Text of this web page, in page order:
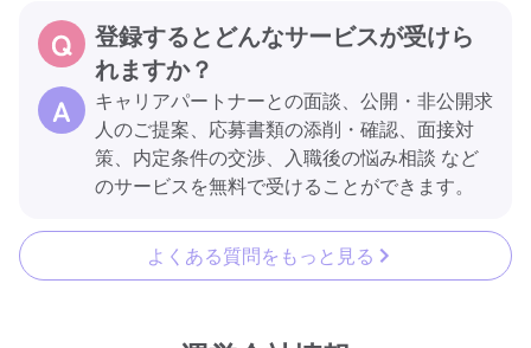
登録するとどんなサービスが受けら
れますか？
キャリアパートナーとの面談、公開・非公開求
人のご提案、応募書類の添削・確認、面接対
策、内定条件の交渉、入職後の悩み相談 など
のサービスを無料で受けることができます。
よくある質問をもっと見る